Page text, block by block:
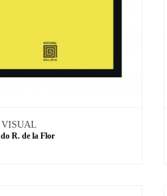
VISUAL
R. de la Flor